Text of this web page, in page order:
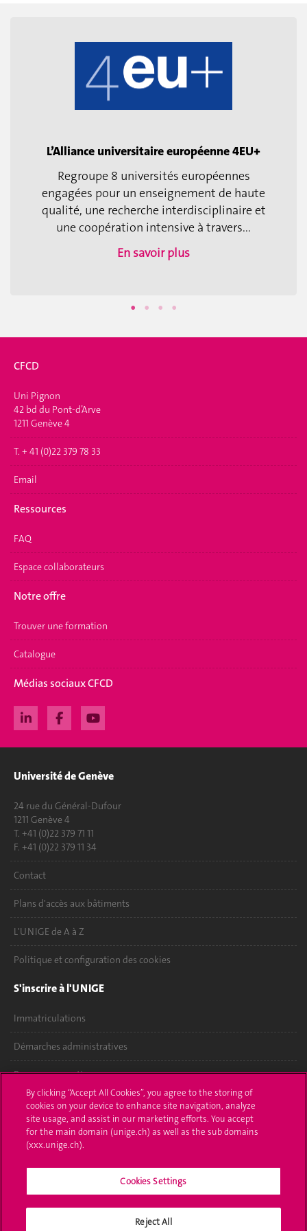
L’Alliance universitaire européenne 4EU+
Regroupe 8 universités européennes
engagées pour un enseignement de haute
qualité, une recherche interdisciplinaire et
une coopération intensive à travers...
En savoir plus
CFCD
Uni Pignon
42 bd du Pont-d’Arve
1211 Genève 4
T. + 41 (0)22 379 78 33
Email
Ressources
FAQ
Espace collaborateurs
Notre offre
Trouver une formation
Catalogue
Médias sociaux CFCD
Université de Genève
24 rue du Général-Dufour
1211 Genève 4
T. +41 (0)22 379 71 11
F. +41 (0)22 379 11 34
Contact
Plans d'accès aux bâtiments
L'UNIGE de A à Z
Politique et configuration des cookies
S'inscrire à l'UNIGE
Immatriculations
Démarches administratives
Poser une question
L'UNIGE vous informe
UNIGE Mobile
By clicking “Accept All Cookies”, you agree to the storing of
cookies on your device to enhance site navigation, analyze
site usage, and assist in our marketing efforts. You accept
for the main domain (unige.ch) as well as the sub domains
(xxx.unige.ch).
Cookies Settings
Reject All